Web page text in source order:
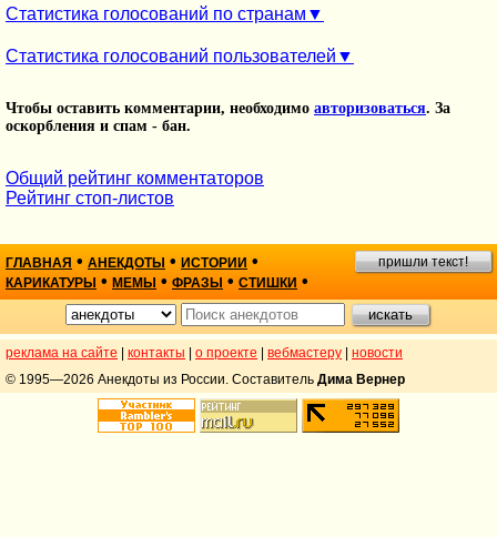
Статистика голосований по странам
Статистика голосований пользователей
Чтобы оставить комментарии, необходимо авторизоваться. За
оскорбления и спам - бан.
Общий рейтинг комментаторов
Рейтинг стоп-листов
ГЛАВНАЯ • АНЕКДОТЫ • ИСТОРИИ •
КАРИКАТУРЫ • МЕМЫ • ФРАЗЫ • СТИШКИ •
пришли текст!
реклама на сайте контакты о проекте вебмастеру
новости
© 1995—2026 Анекдоты из России. Составитель Дима Вернер